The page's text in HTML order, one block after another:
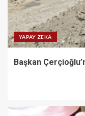
YAPAY ZEKA
Başkan